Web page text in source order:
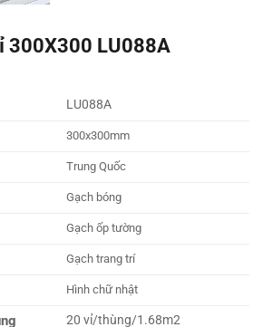
300X300 LU088A
LU088A
300x300mm
Trung Quốc
Gạch bóng
Gạch ốp tường
Gạch trang trí
Hình chữ nhật
20 vỉ/thùng/1.68m2